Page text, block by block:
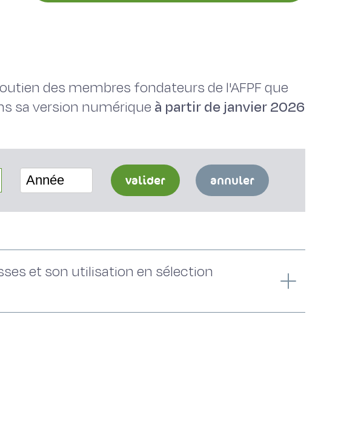
des membres fondateurs de l'AFPF que
sa version numérique à partir de janvier 2026
Année valider annuler
et son utilisation en sélection